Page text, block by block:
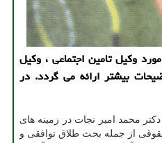
وكیل تامین اجتماعی ، وكیل
بیشتر ارائه می گردد. در
محمد امیر نجات در زمینه های
از جمله بحث طلاق توافقی و